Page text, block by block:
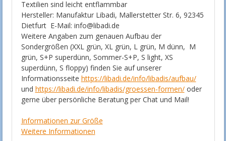
Textilien sind leicht entflammbar
Hersteller: Manufaktur Libadi, Mallerstetter Str. 6, 92345
Dietfurt E-Mail: info@libadi.de
Weitere Angaben zum genauen Aufbau der
Sondergrößen (XXL grün, XL grün, L grün, M dünn, M
grün, S+P superdünn, Sommer-S+P, S light, XS
superdünn, S floppy) finden Sie auf unserer
Informationsseite https://libadi.de/info/libadis/aufbau/
und https://libadi.de/info/libadis/groessen-formen/oder
gerne über persönliche Beratung per Chat und Mail!
Informationen zur Größe
Weitere Informationen